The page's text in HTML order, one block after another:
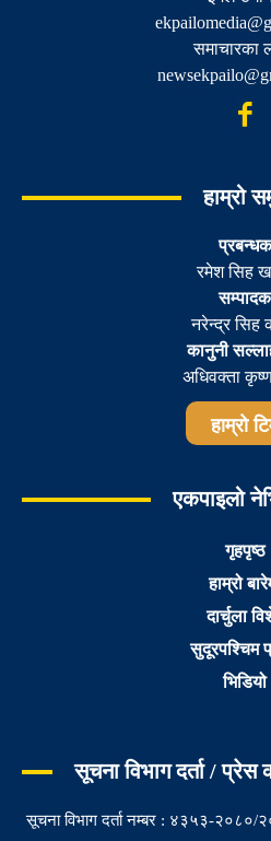
समाचारका
हाम्रो
प्रबन्धक
रमेश सिह
सम्पादक
नरेन्द्र सिह
कानुनी
अधिवक्ता
हाम्रो
एकपाइलो
गृहपृष्ठ
हाम्रो
दार्चुला
सुदूरपश्चिम
भिडियो
सूचना विभाग दर्ता /
सूचना विभाग दर्ता नम्बर : ४३५३-